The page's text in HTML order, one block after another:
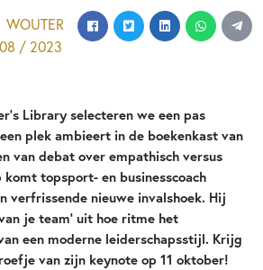
WOUTER
/ 2023
Library selecteren we een pas
plek ambieert in de boekenkast van
van debat over empathisch versus
topsport- en businesscoach
verfrissende nieuwe invalshoek. Hij
je team’ uit hoe ritme het
een moderne leiderschapsstijl. Krijg
van zijn keynote op 11 oktober!